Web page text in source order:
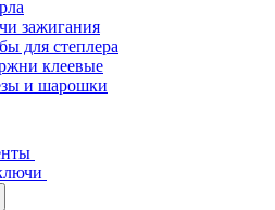
зажигания
для степлера
клеевые
и шарошки